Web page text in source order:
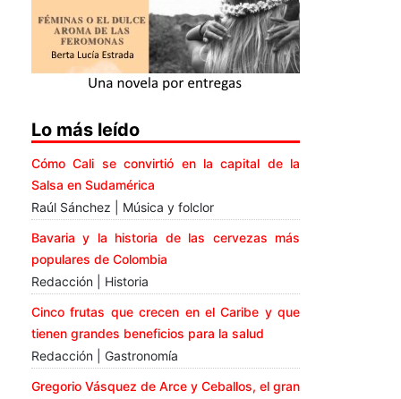
Lo más leído
Cómo Cali se convirtió en la capital de la
Salsa en Sudamérica
Raúl Sánchez | Música y folclor
Bavaria y la historia de las cervezas más
populares de Colombia
Redacción | Historia
Cinco frutas que crecen en el Caribe y que
tienen grandes beneficios para la salud
Redacción | Gastronomía
Gregorio Vásquez de Arce y Ceballos, el gran